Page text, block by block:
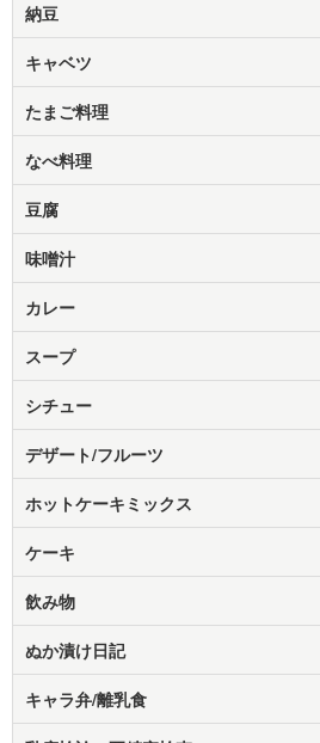
納豆
キャベツ
たまご料理
なべ料理
豆腐
味噌汁
カレー
スープ
シチュー
デザート/フルーツ
ホットケーキミックス
ケーキ
飲み物
ぬか漬け日記
キャラ弁/離乳食